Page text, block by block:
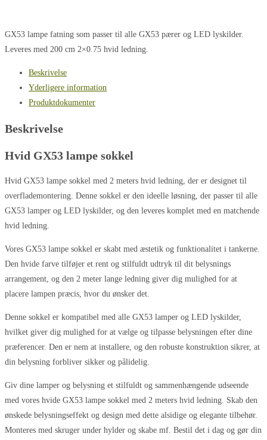
GX53 lampe fatning som passer til alle GX53 pærer og LED lyskilder.
Leveres med 200 cm 2×0.75 hvid ledning.
Beskrivelse
Yderligere information
Produktdokumenter
Beskrivelse
Hvid GX53 lampe sokkel
Hvid GX53 lampe sokkel med 2 meters hvid ledning, der er designet til
overflademontering. Denne sokkel er den ideelle løsning, der passer til alle
GX53 lamper og LED lyskilder, og den leveres komplet med en matchende
hvid ledning.
Vores GX53 lampe sokkel er skabt med æstetik og funktionalitet i tankerne.
Den hvide farve tilføjer et rent og stilfuldt udtryk til dit belysnings
arrangement, og den 2 meter lange ledning giver dig mulighed for at
placere lampen præcis, hvor du ønsker det.
Denne sokkel er kompatibel med alle GX53 lamper og LED lyskilder,
hvilket giver dig mulighed for at vælge og tilpasse belysningen efter dine
præferencer. Den er nem at installere, og den robuste konstruktion sikrer, at
din belysning forbliver sikker og pålidelig.
Giv dine lamper og belysning et stilfuldt og sammenhængende udseende
med vores hvide GX53 lampe sokkel med 2 meters hvid ledning. Skab den
ønskede belysningseffekt og design med dette alsidige og elegante tilbehør.
Monteres med skruger under hylder og skabe mf. Bestil det i dag og gør din